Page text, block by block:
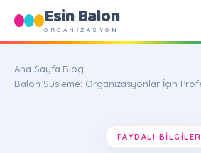
Esin Balon
ORGANİZASYON
Ana Sayfa·Blog·
Balon Süsleme: Organizasyonlar İçin
FAYDALI BILGILER